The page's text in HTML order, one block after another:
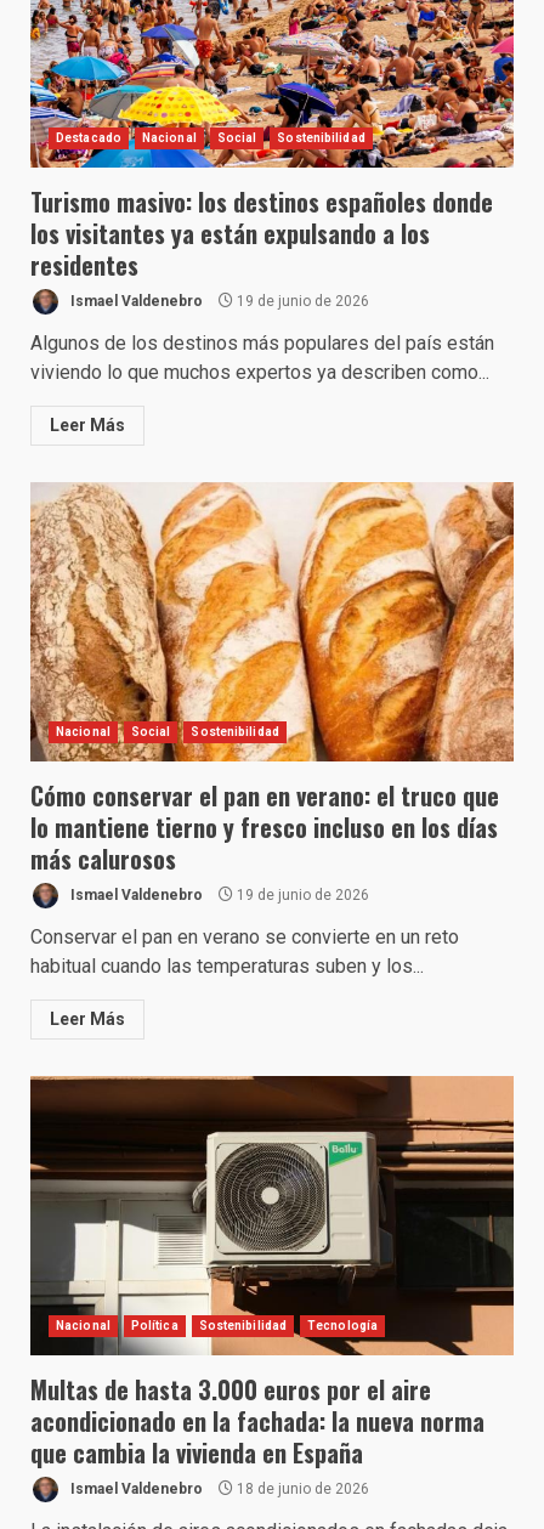
Destacado Nacional Social Sostenibilidad
Turismo masivo: los destinos españoles donde
los visitantes ya están expulsando a los
residentes
Ismael Valdenebro 19 de junio de 2026
Algunos de los destinos más populares del país están
viviendo lo que muchos expertos ya describen como...
Leer Más
Nacional Social Sostenibilidad
Cómo conservar el pan en verano: el truco que
lo mantiene tierno y fresco incluso en los días
más calurosos
Ismael Valdenebro 19 de junio de 2026
Conservar el pan en verano se convierte en un reto
habitual cuando las temperaturas suben y los...
Leer Más
Nacional Política Sostenibilidad Tecnología
Multas de hasta 3.000 euros por el aire
acondicionado en la fachada: la nueva norma
que cambia la vivienda en España
Ismael Valdenebro 18 de junio de 2026